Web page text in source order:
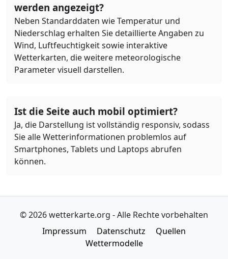
werden angezeigt?
Neben Standarddaten wie Temperatur und
Niederschlag erhalten Sie detaillierte Angaben zu
Wind, Luftfeuchtigkeit sowie interaktive
Wetterkarten, die weitere meteorologische
Parameter visuell darstellen.
Ist die Seite auch mobil optimiert?
Ja, die Darstellung ist vollständig responsiv, sodass
Sie alle Wetterinformationen problemlos auf
Smartphones, Tablets und Laptops abrufen
können.
© 2026 wetterkarte.org - Alle Rechte vorbehalten
Impressum
Datenschutz
Quellen
Wettermodelle